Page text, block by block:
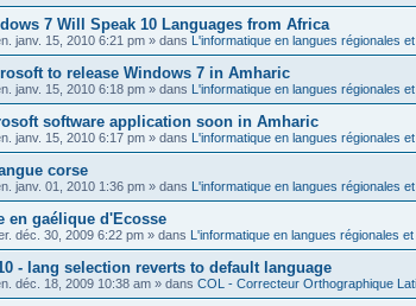
7 Will Speak 10 Languages from Africa
janv. 15, 2010 6:21 pm » dans L'informatique en langues régionales
to release Windows 7 in Amharic
janv. 15, 2010 6:18 pm » dans L'informatique en langues régionales
software application soon in Amharic
janv. 15, 2010 6:17 pm » dans L'informatique en langues régionales
corse
janv. 01, 2010 1:36 pm » dans L'informatique en langues régionales
en gaélique d'Ecosse
déc. 30, 2009 6:22 pm » dans L'informatique en langues régionales
- lang selection reverts to default language
déc. 18, 2009 10:38 am » dans COL - Correcteur Orthographique